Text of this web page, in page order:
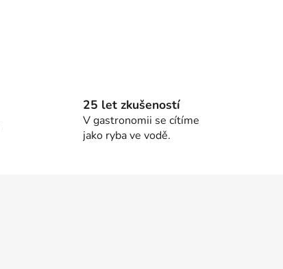
25 let zkušeností
V gastronomii se cítíme
jako ryba ve vodě.